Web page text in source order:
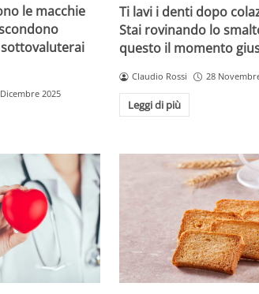
le macchie
2025
Ti lavi i denti dopo
Stai rovinando lo
questo il momento
Claudio Rossi 28
Leggi di più